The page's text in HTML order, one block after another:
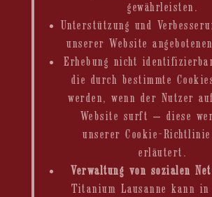
gewährleisten.
Unterstützung und
unserer Website
Erhebung nicht
die durch bestimmte
werden, wenn der Nutzer
Website surft – diese
unserer Cookie-
erläutert.
Verwaltung von sozialen
Titanium Lausanne kann in